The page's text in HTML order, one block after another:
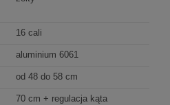
16 cali
aluminium 6061
od 48 do 58 cm
70 cm + regulacja kąta